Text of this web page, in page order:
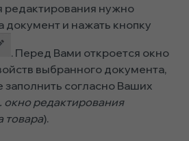
редактирования нужно
документ и нажать кнопку
. Перед Вами откроется окно
выбранного документа,
согласно Ваших
окно редактирования
товара).